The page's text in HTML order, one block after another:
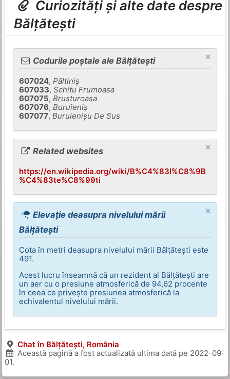
Curiozități și alte date despre
Bălțătești
×
Codurile poștale ale Bălțătești
607024,Păltiniş
607033,Schitu Frumoasa
607075,Brusturoasa
607076,Buruieniş
607077,Buruienişu De Sus
×
Related websites
https://en.wikipedia.org/wiki/B%C4%83l%C8%9B
%C4%83te%C8%99ti
×
Elevație deasupra nivelului mării
Bălțătești
Cota în metri deasupra nivelului mării Bălțătești este
491.
Acest lucru înseamnă că un rezident al Bălțătești are
un aer cu o presiune atmosferică de 94,62 procente
în ceea ce privește presiunea atmosferică la
echivalentul nivelului mării.
Chat în Bălțătești, România
Această pagină a fost actualizată ultima dată pe 2022-09-
01.